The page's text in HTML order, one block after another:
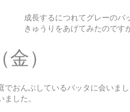
成長するにつれてグレーのバ
きゅうりをあげてみたのです
）
でおんぶしているバッタに会いま
ました。